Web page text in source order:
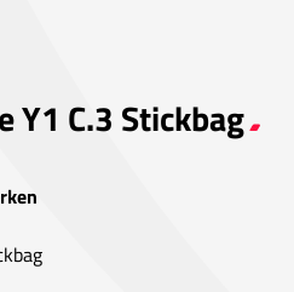
Y1 C.3 Stickbag